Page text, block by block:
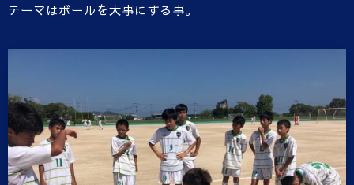
テーマはボールを大事にする事。